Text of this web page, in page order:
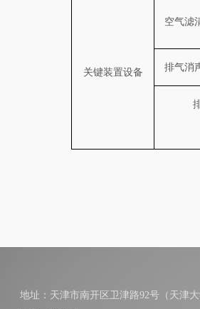
关键装置设备
空气滤
排气消
地址：天津市南开区卫津路92号（天津大